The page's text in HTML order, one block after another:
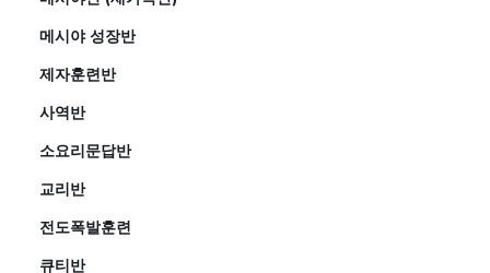
메시야 성장반
제자훈련반
사역반
소요리문답반
교리반
전도폭발훈련
큐티반